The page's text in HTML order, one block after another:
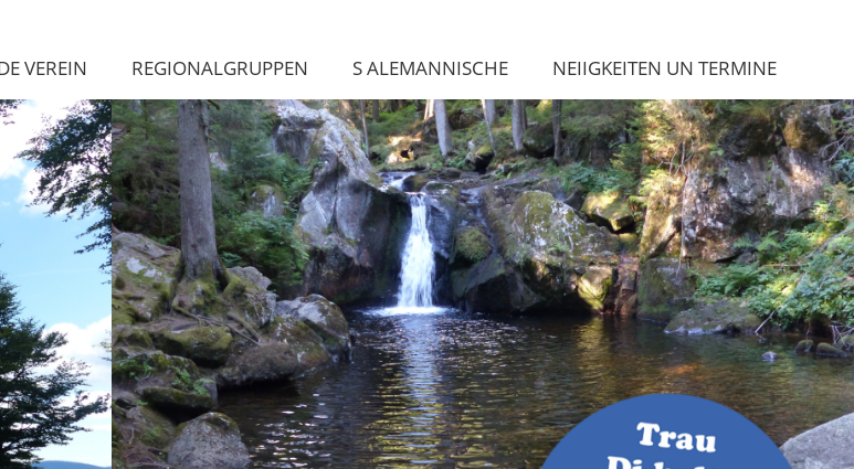
VEREIN REGIONALGRUPPEN S ALEMANNISCHE NEIIGKEITEN UN TERMINE